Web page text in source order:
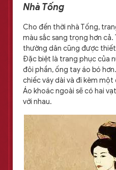
Nhà Tống
Cho đến thời nhà Tống,
màu sắc sang trọng hơn
thường dân cũng được
Đặc biệt là trang phục của
đôi phần, ống tay áo bó
chiếc váy dài và đi kèm
Áo khoác ngoài sẽ có hai
với nhau.